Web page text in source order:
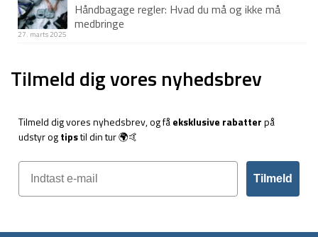
Håndbagage regler: Hvad du må og ikke må
medbringe
27. marts 2025
Tilmeld dig vores nyhedsbrev
Tilmeld dig vores nyhedsbrev, og fåeksklusive rabatterpå
udstyr ogtipstil din tur 🌍🤙
Tilmeld